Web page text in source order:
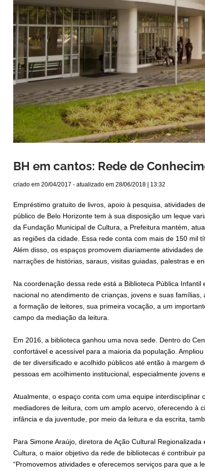
BH em cantos: Rede de
criado em 20/04/2017 - atualizado em 28/06/2018 | 13:32
Empréstimo gratuito de livros, apoio à pesquisa, atividades
público de Belo Horizonte tem à sua disposição um leque
da Fundação Municipal de Cultura, a Prefeitura mantém,
as regiões da cidade. Essa rede conta com mais de 150 mil
Além disso, os espaços promovem diariamente atividades
narrações de histórias, saraus, visitas guiadas, palestras e
Na coordenação dessa rede está a Biblioteca Pública
nacional no atendimento de crianças, jovens e suas
a formação de leitores, sua primeira vocação, a um
campo da mediação da leitura.
Em 2016, a biblioteca ganhou uma nova sede. Dentro do
confortável e acessível para a maioria da população.
de ter diversificado e acolhido públicos até então à margem
pessoas em acolhimento institucional, especialmente jovens
Atualmente, o espaço conta com uma equipe
mediadores de leitura, com um amplo acervo, oferecendo à
infância e da juventude, por meio da leitura e da escrita,
Para Simone Araújo, diretora de Ação Cultural
Cultura, o maior objetivo da rede de bibliotecas é contribuir
“Promovemos atividades e oferecemos serviços para que a